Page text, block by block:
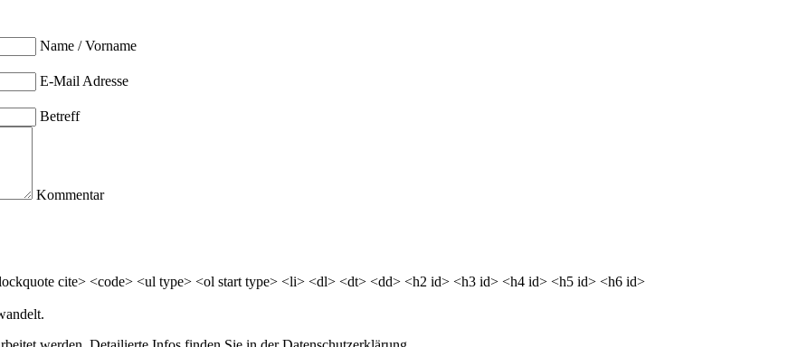
Name / Vorname
E-Mail Adresse
Betreff
Kommentar
cite> <code> <ul type> <ol start type> <li> <dl> <dt> <dd> <h2 id> <h3 id> <h4 id> <h5 id> <h6 id>